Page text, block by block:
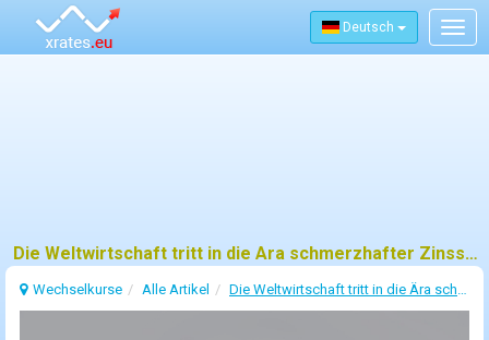
Deutsch
Die Weltwirtschaft tritt in die Ära schmerzhafter Zinssätze ein
Wechselkurse Alle Artikel Die Weltwirtschaft tritt in die Ära schmerzhafter Zinssätze ein